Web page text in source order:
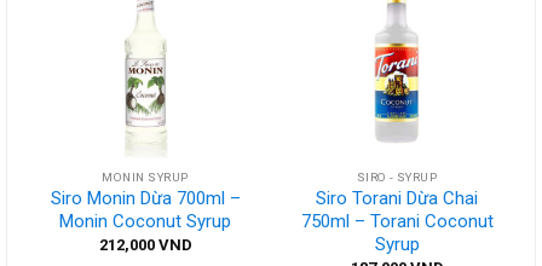
MONIN SYRUP
Siro Monin Dừa 700ml –
Monin Coconut Syrup
212,000 VND
SIRO - SYRUP
Siro Torani Dừa Chai
750ml – Torani Coconut
Syrup